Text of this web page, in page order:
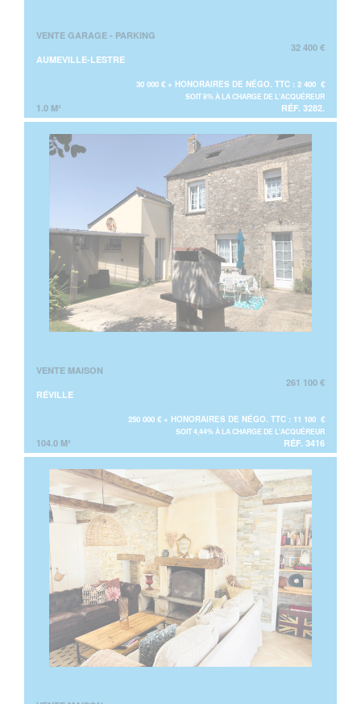
VENTE GARAGE - PARKING
32 400 €
AUMEVILLE-LESTRE
30 000 € + HONORAIRES DE NÉGO. TTC : 2 400 €
SOIT 8% À LA CHARGE DE L'ACQUÉREUR
1.0 M² RÉF. 3282.
VENTE MAISON
261 100 €
RÉVILLE
250 000 € + HONORAIRES DE NÉGO. TTC : 11 100 €
SOIT 4,44% À LA CHARGE DE L'ACQUÉREUR
104.0 M² RÉF. 3416